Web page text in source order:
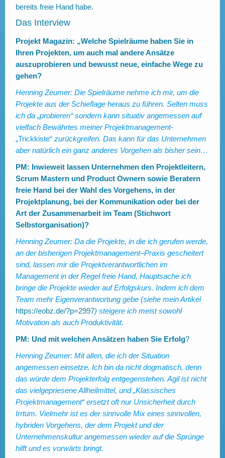
bereits freie Hand habe.
Das Interview
Projekt Magazin: „Welche Spielräume haben Sie in
Ihren Projekten, um auch mal andere Ansätze
auszuprobieren und bewusst neue, einfache Wege zu
gehen?
Henning Zeumer: Die Spielräume nehme ich mir, um die
Projekte aus der Schieflage heraus zu führen. Selten muss
ich da „probieren“ sondern kann situativ angemessen auf
vielfach Bewährtes meiner Projektmanagement-
„Trickkiste“ zurückgreifen. Das kann für das Unternehmen
aber natürlich ein ganz anderes Vorgehen als bisher sein…
PM: Inwieweit lassen Unternehmen den Projektleitern,
Scrum Mastern und Product Ownern sowie Beratern
freie Hand bei der Wahl des Vorgehens, in der
Projektplanung, bei der Kommunikation oder bei der
Art der Zusammenarbeit im Team (Stichwort
Selbstorganisation)?
Henning Zeumer: Da die Projekte, in die ich gerufen werde,
an der bisherigen Projektmanagement–Praxis gescheitert
sind, lassen mir die Projektverantwortlichen im
Management in der Regel freie Hand, Hauptsache ich
bringe die Projekte wieder auf Erfolgskurs. Indem ich dem
Team mehr Eigenverantwortung gebe (siehe mein Artikel
https://eobz.de/?p=2997) steigere ich meist sowohl
Motivation als auch Produktivität.
PM: Und mit welchen Ansätzen haben Sie Erfolg?
Henning Zeumer: Mit allen, die ich der Situation
angemessen einsetze. Ich bin da nicht dogmatisch, denn
das würde dem Projekterfolg entgegenstehen. Agil ist nicht
das vielgepriesene Allheilmittel, und „Klassisches
Projektmanagement“ ersetzt oft nur Unsicherheit durch
Irrtum. Vielmehr ist es der sinnvolle Mix eines sinnvollen,
hybriden Vorgehens, der dem Projekt und der
Unternehmenskultur angemessen wieder auf die Sprünge
hilft und es vorwärts bringt.